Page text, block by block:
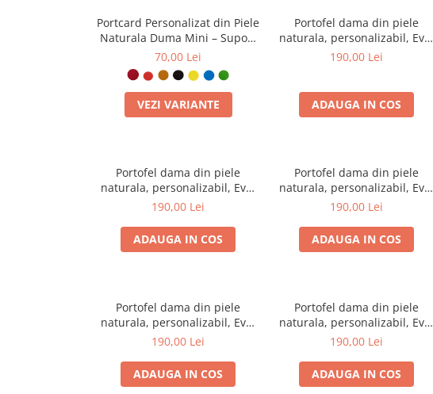
Portcard Personalizat din Piele
Naturala Duma Mini – Suport
Carduri Gravat Manual,
Design Ultra Slim
70,00 Lei
VEZI VARIANTE
Portofel dama din piele
naturala, personalizabil, Eva,
Mov ( cusatura lila)
190,00 Lei
ADAUGA IN COS
Portofel dama din piele
naturala, personalizabil, Eva,
negru (cusatura rosie)
190,00 Lei
ADAUGA IN COS
Portofel dama din piele
naturala, personalizabil, Eva,
roz intens (cusatura neagra)
190,00 Lei
ADAUGA IN COS
Portofel dama din piele
naturala, personalizabil, Eva,
roz saffiano (cusatura lila)
190,00 Lei
ADAUGA IN COS
Portofel dama din piele
naturala, personalizabil, Eva,
mov (cusatura mov)
190,00 Lei
ADAUGA IN COS